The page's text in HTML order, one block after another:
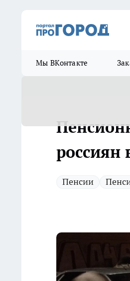
Мы ВКонтакте
россиян
Пенсии